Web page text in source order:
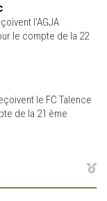
l’AGJA
le compte de la 22
le FC Talence
de la 21 ème